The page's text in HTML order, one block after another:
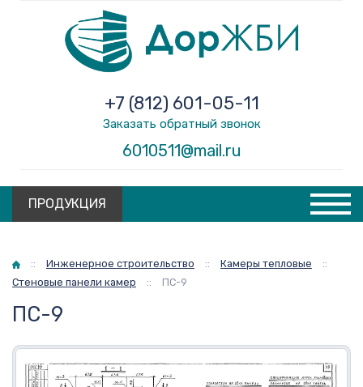
6010511@mail.ru
+7 (812) 601-05-11
Заказать обратный звонок
ПРОДУКЦИЯ
Главная
:: Инженерное строительство :: Камеры тепловые
::
Стеновые панели камер
:: ПС-9
ПС-9